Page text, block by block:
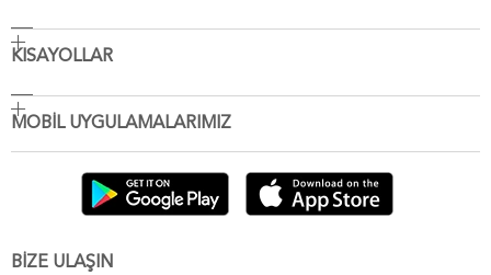
KISAYOLLAR
MOBİL UYGULAMALARIMIZ
BİZE ULAŞIN